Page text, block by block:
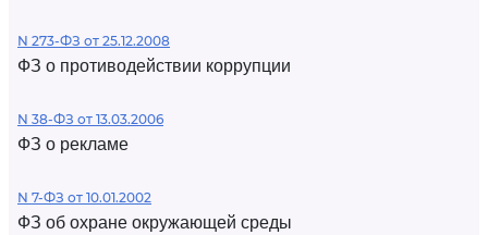
N 273-ФЗ от 25.12.2008
ФЗ о противодействии коррупции
N 38-ФЗ от 13.03.2006
ФЗ о рекламе
N 7-ФЗ от 10.01.2002
ФЗ об охране окружающей среды